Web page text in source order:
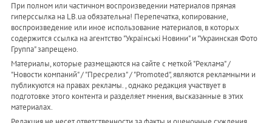
При полном или частичном воспроизведении материалов прямая
гиперссылка на LB.ua обязательна! Перепечатка, копирование,
воспроизведение или иное использование материалов, в которых
содержится ссылка на агентство "Українськi Новини" и "Украинская Фото
Группа" запрещено.
Материалы, которые размещаются на сайте с меткой "Реклама" /
"Новости компаний" / "Пресрелиз" / "Promoted", являются рекламными и
публикуются на правах рекламы. , однако редакция участвует в
подготовке этого контента и разделяет мнения, высказанные в этих
материалах.